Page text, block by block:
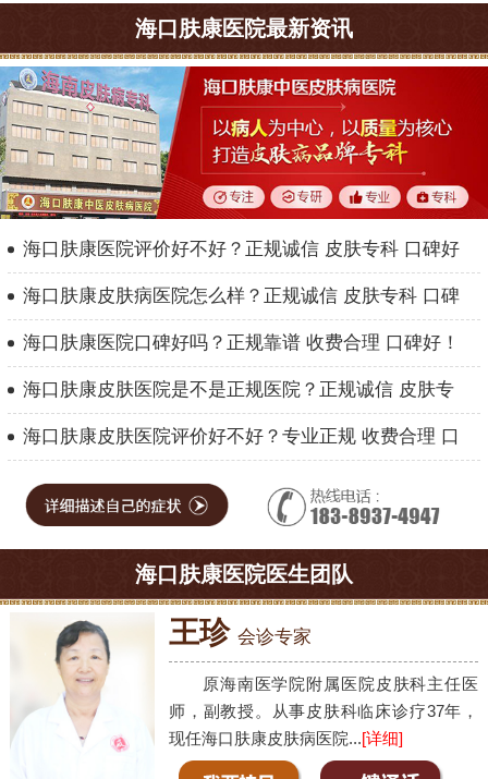
海口肤康医院最新资讯
海口肤康医院评价好不好？正规诚信 皮肤专科 口碑好
海口肤康皮肤病医院怎么样？正规诚信 皮肤专科 口碑
海口肤康医院口碑好吗？正规靠谱 收费合理 口碑好！
海口肤康皮肤医院是不是正规医院？正规诚信 皮肤专
海口肤康皮肤医院评价好不好？专业正规 收费合理 口
海口肤康医院医生团队
王珍 会诊专家
原海南医学院附属医院皮肤科主任医
师，副教授。从事皮肤科临床诊疗37年，
现任海口肤康皮肤病医院...[详细]